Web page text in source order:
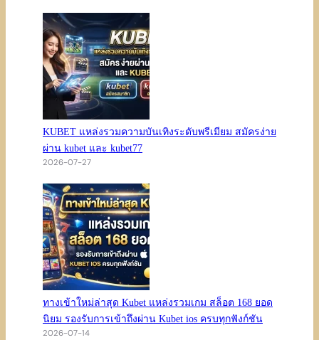
KUBET แหล่งรวมความบันเทิงระดับพรีเมียม สมัครง่าย
ผ่าน kubet และ kubet77
2026-07-27
ทางเข้าใหม่ล่าสุด Kubet แหล่งรวมเกม สล็อต 168 ยอด
นิยม รองรับการเข้าถึงผ่าน Kubet ios ครบทุกฟังก์ชัน
2026-07-14